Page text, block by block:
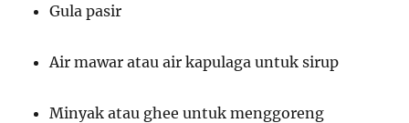
Gula pasir
Air mawar atau air kapulaga untuk sirup
Minyak atau ghee untuk menggoreng